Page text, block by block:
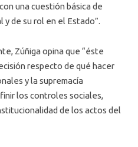
una cuestión básica de
de su rol en el Estado”.
Zúñiga opina que “éste
respecto de qué hacer
y la supremacía
los controles sociales,
de los actos del